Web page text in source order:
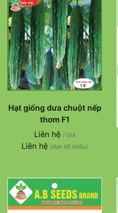
Hạt giống dưa chuột nếp
thơm F1
Liên hệ / Giá
Liên hệ (đơn tối thiểu)